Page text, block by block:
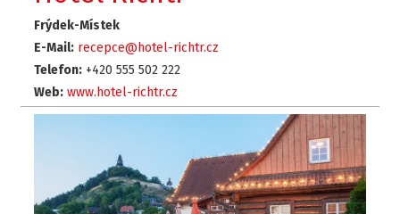
Frýdek-Místek
E-Mail: recepce@hotel-richtr.cz
Telefon: +420 555 502 222
Web: www.hotel-richtr.cz